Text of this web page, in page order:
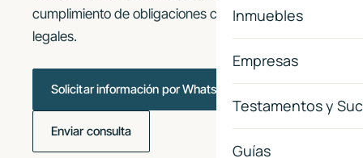
Inmuebles
Empresas
Testamentos y
Guías
cumplimiento de obligaciones contractuales y
legales.
Solicitar información por WhatsApp
Enviar consulta